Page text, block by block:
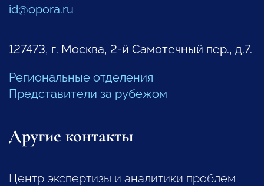
id@opora.ru
127473, г. Москва, 2-й Самотечный пер., д.7.
Региональные отделения
Представители за рубежом
Другие контакты
Центр экспертизы и аналитики проблем